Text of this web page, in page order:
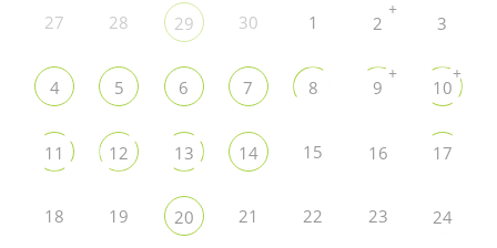
27 28 29 30 1 2
+
3
4 5 6 7 8 9
+
10
+
11 12 13 14 15 16 17
18 19 20 21 22 23 24